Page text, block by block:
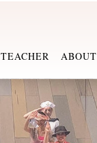
TEACHER ABOUT